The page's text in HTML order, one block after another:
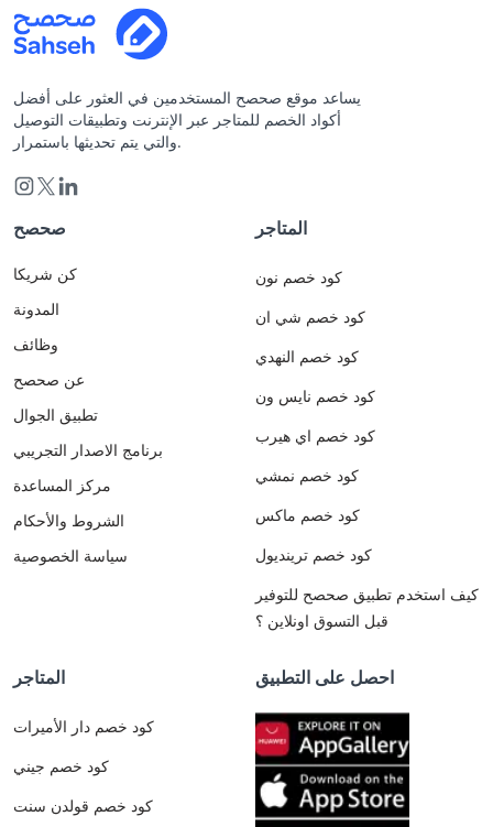
يساعد موقع صحصح المستخدمين في العثور على أفضل
أكواد الخصم للمتاجر عبر الإنترنت وتطبيقات التوصيل
والتي يتم تحديثها باستمرار.
صحصح
كن شريكا
المدونة
وظائف
عن صحصح
تطبيق الجوال
برنامج الاصدار التجريبي
مركز المساعدة
الشروط والأحكام
سياسة الخصوصية
المتاجر
كود خصم نون
كود خصم شي ان
كود خصم النهدي
كود خصم نايس ون
كود خصم اي هيرب
كود خصم نمشي
كود خصم ماكس
كود خصم ترينديول
كيف استخدم تطبيق صحصح للتوفير
قبل التسوق اونلاين ؟
المتاجر
كود خصم دار الأميرات
كود خصم جيني
كود خصم قولدن سنت
احصل على التطبيق